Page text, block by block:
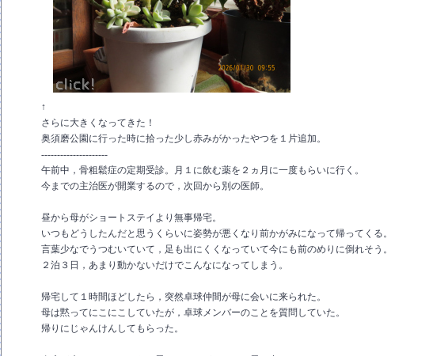
↑
さらに大きくなってきた！
奥須磨公園に行った時に拾った少し赤みがかったやつを１片追加。
---------------------
午前中，骨粗鬆症の定期受診。月１に飲む薬を２ヵ月に一度もらいに行く。
今までの主治医が開業するので，次回から別の医師。
昼から母がショートステイより無事帰宅。
いつもどうしたんだと思うくらいに姿勢が悪くなり前かがみになって帰ってくる。
言葉少なでうつむいていて，足も出にくくなっていて今にも前のめりに倒れそう。
２泊３日，あまり動かないだけでこんなになってしまう。
帰宅して１時間ほどしたら，突然卓球仲間が母に会いに来られた。
母は黙ってにこにこしていたが，卓球メンバーのことを質問していた。
帰りにじゃんけんしてもらった。